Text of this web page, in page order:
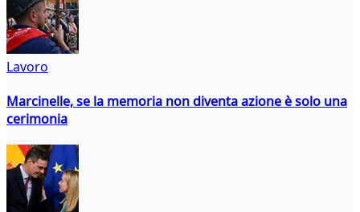
Lavoro
Marcinelle, se la memoria non diventa azione è solo una
cerimonia